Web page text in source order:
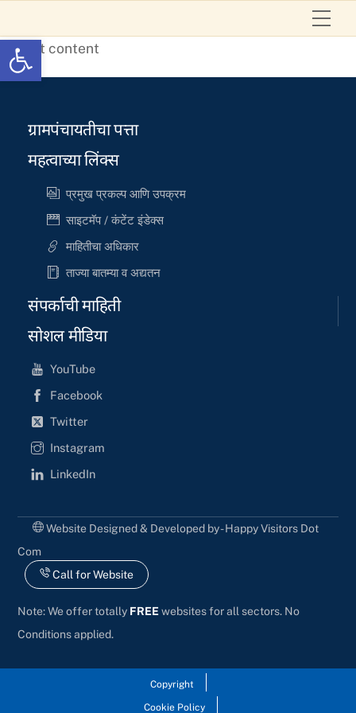
Open toolbar
to
content
Text content
ग्रामपंचायतीचा पत्ता
महत्वाच्या लिंक्स
प्रमुख प्रकल्प आणि उपक्रम
साइटमॅप / कंटेंट इंडेक्स
माहितीचा अधिकार
ताज्या बातम्या व अद्यतन
संपर्काची माहिती
सोशल मीडिया
YouTube
Facebook
Twitter
Instagram
LinkedIn
Website Designed & Developed by - Happy Visitors Dot
Com
Call for Website
Note: We offer totally FREE websites for all sectors. No
Conditions applied.
Copyright
Cookie Policy